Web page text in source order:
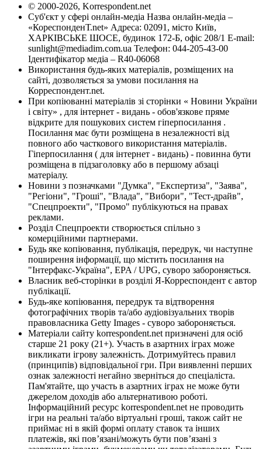
© 2000-2026, Korrespondent.net
Суб'єкт у сфері онлайн-медіа Назва онлайн-медіа –
«КореспонденТ.net» Адреса: 02091, місто Київ,
ХАРКІВСЬКЕ ШОСЕ, будинок 172-Б, офіс 208/1 E-mail:
sunlight@mediadim.com.ua Телефон: 044-205-43-00
Ідентифікатор медіа – R40-06068
Використання будь-яких матеріалів, розміщених на
сайті, дозволяється за умови посилання на
Корреспондент.net.
При копіюванні матеріалів зі сторінки « Новини України
і світу» , для інтернет - видань - обов'язкове пряме
відкрите для пошукових систем гіперпосилання .
Посилання має бути розміщена в незалежності від
повного або часткового використання матеріалів.
Гіперпосилання ( для інтернет - видань) - повинна бути
розміщена в підзаголовку або в першому абзаці
матеріалу.
Новини з позначками "Думка", "Експертиза", "Заява",
"Регіони", "Гроші", "Влада", "Вибори", "Тест-драйв",
"Спецпроекти", "Промо" публікуються на правах
реклами.
Розділ Спецпроекти створюється спільно з
комерційними партнерами.
Будь яке копіювання, публікація, передрук, чи наступне
поширення інформації, що містить посилання на
"Інтерфакс-Україна", EPA / UPG, суворо забороняється.
Власник веб-сторінки в розділі Я-Корреспондент є автор
публікації.
Будь-яке копіювання, передрук та відтворення
фотографічних творів та/або аудіовізуальних творів
правовласника Getty Images - суворо забороняється.
Матеріали сайту korrespondent.net призначені для осіб
старше 21 року (21+). Участь в азартних іграх може
викликати ігрову залежність. Дотримуйтесь правил
(принципів) відповідальної гри. При виявленні перших
ознак залежності негайно зверніться до спеціаліста.
Пам'ятайте, що участь в азартних іграх не може бути
джерелом доходів або альтернативою роботі.
Інформаційний ресурс korrespondent.net не проводить
ігри на реальні та/або віртуальні гроші, також сайт не
приймає ні в якій формі оплату ставок та інших
платежів, які пов’язані/можуть бути пов’язані з